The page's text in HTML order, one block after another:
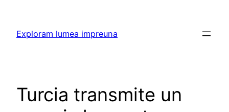
content
Exploram lumea impreuna
Turcia transmite un